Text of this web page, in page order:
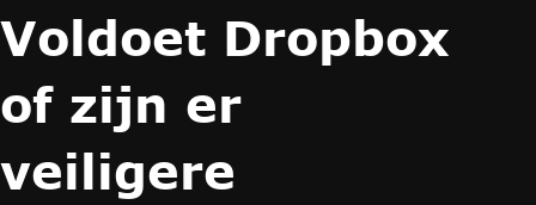
Voldoet Dropbox
of zijn er
veiligere